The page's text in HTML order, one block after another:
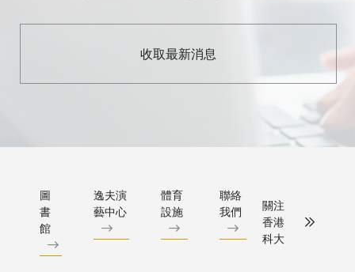
收取最新消息
圖
書
館
逸夫演
藝中心
體育
設施
聯絡
我們
關注
香港
科大